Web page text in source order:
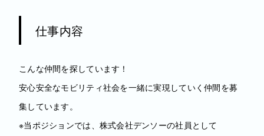
仕事内容
こんな仲間を探しています！
安心安全なモビリティ社会を一緒に実現していく仲間を募
集しています。
※当ポジションでは、株式会社デンソーの社員として